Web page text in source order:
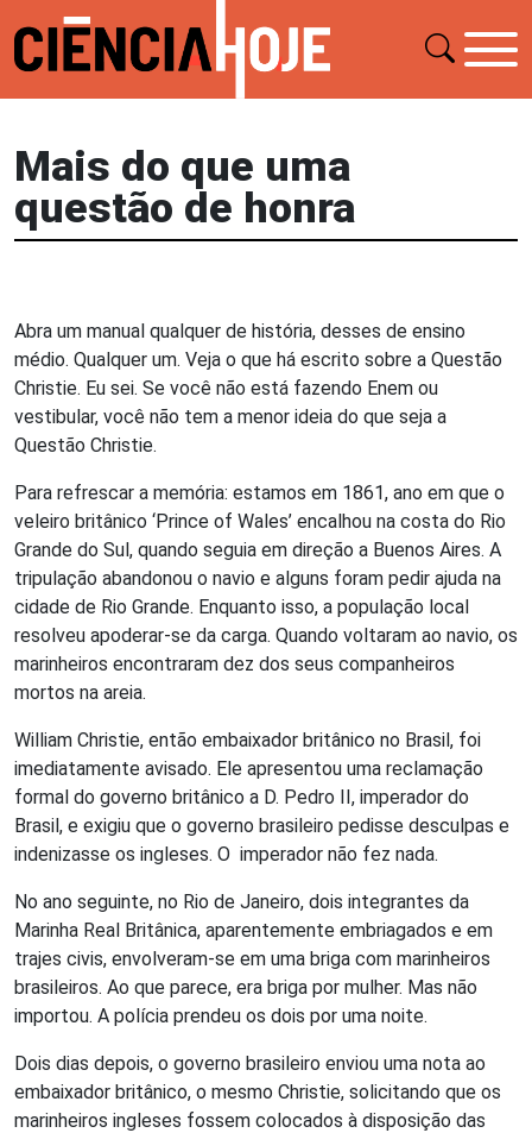
Mais do que uma
questão de honra
Abra um manual qualquer de história, desses de ensino
médio. Qualquer um. Veja o que há escrito sobre a Questão
Christie. Eu sei. Se você não está fazendo Enem ou
vestibular, você não tem a menor ideia do que seja a
Questão Christie.
Para refrescar a memória: estamos em 1861, ano em que o
veleiro britânico ‘Prince of Wales’ encalhou na costa do Rio
Grande do Sul, quando seguia em direção a Buenos Aires. A
tripulação abandonou o navio e alguns foram pedir ajuda na
cidade de Rio Grande. Enquanto isso, a população local
resolveu apoderar-se da carga. Quando voltaram ao navio, os
marinheiros encontraram dez dos seus companheiros
mortos na areia.
William Christie, então embaixador britânico no Brasil, foi
imediatamente avisado. Ele apresentou uma reclamação
formal do governo britânico a D. Pedro II, imperador do
Brasil, e exigiu que o governo brasileiro pedisse desculpas e
indenizasse os ingleses. O imperador não fez nada.
No ano seguinte, no Rio de Janeiro, dois integrantes da
Marinha Real Britânica, aparentemente embriagados e em
trajes civis, envolveram-se em uma briga com marinheiros
brasileiros. Ao que parece, era briga por mulher. Mas não
importou. A polícia prendeu os dois por uma noite.
Dois dias depois, o governo brasileiro enviou uma nota ao
embaixador britânico, o mesmo Christie, solicitando que os
marinheiros ingleses fossem colocados à disposição das